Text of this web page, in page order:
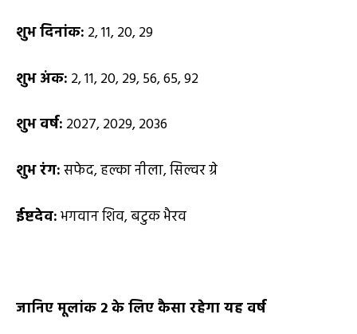
शुभ दिनांक: 2, 11, 20, 29
शुभ अंक: 2, 11, 20, 29, 56, 65, 92
शुभ वर्ष: 2027, 2029, 2036
शुभ रंग:सफेद, हल्का नीला, सिल्वर ग्रे
ईष्टदेव:भगवान शिव, बटुक भैरव
जानिए मूलांक 2के लिए कैसा रहेगा यह वर्ष